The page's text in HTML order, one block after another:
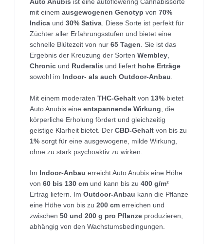
Auto Anubis ist eine autoflowering Cannabissorte
mit einem ausgewogenen Genotyp von 70%
Indica und 30% Sativa . Diese Sorte ist perfekt für
Züchter aller Erfahrungsstufen und bietet eine
schnelle Blütezeit von nur 65 Tagen . Sie ist das
Ergebnis der Kreuzung der Sorten Wembley
Chronic und Ruderalis und liefert hohe Erträge
sowohl im Indoor- als auch Outdoor-Anbau
Mit einem moderaten THC-Gehalt von 13% bietet
Auto Anubis eine entspannende Wirkung , die
körperliche Erholung fördert und gleichzeitig
geistige Klarheit bietet. Der CBD-Gehalt von bis zu
1% sorgt für eine ausgewogene, milde Wirkung,
ohne zu stark psychoaktiv zu wirken.
Im Indoor-Anbau erreicht Auto Anubis eine Höhe
von 60 bis 130 cm und kann bis zu 400 g/m²
Ertrag liefern. Im Outdoor-Anbau kann die Pflanze
eine Höhe von bis zu 200 cm erreichen und
zwischen 50 und 200 g pro Pflanze produzieren,
abhängig von den Wachstumsbedingungen.